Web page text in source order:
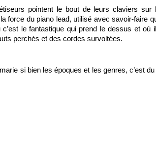
pointent le bout de leurs claviers sur
force du piano lead, utilisé avec savoir-faire
le fantastique qui prend le dessus et où
perchés et des cordes survoltées.
si bien les époques et les genres, c’est